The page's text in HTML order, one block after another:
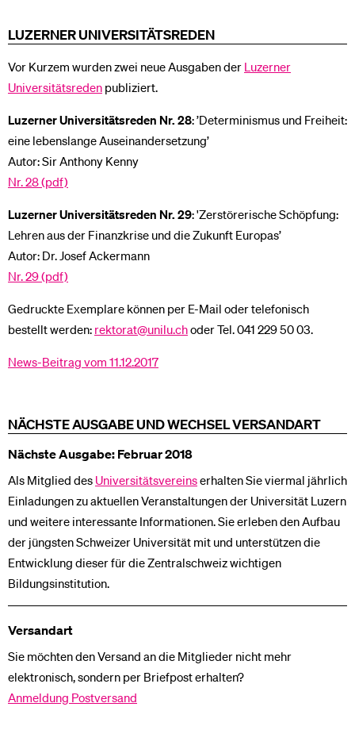
LUZERNER UNIVERSITÄTSREDEN
Vor Kurzem wurden zwei neue Ausgaben der Luzerner
Universitätsreden publiziert.
Luzerner Universitätsreden Nr. 28: ’Determinismus und Freiheit:
eine lebenslange Auseinandersetzung’
Autor: Sir Anthony Kenny
Nr. 28 (pdf)
Luzerner Universitätsreden Nr. 29: 'Zerstörerische Schöpfung:
Lehren aus der Finanzkrise und die Zukunft Europas’
Autor: Dr. Josef Ackermann
Nr. 29 (pdf)
Gedruckte Exemplare können per E-Mail oder telefonisch
bestellt werden: rektorat@unilu.choder Tel. 041 229 50 03.
News-Beitrag vom 11.12.2017
NÄCHSTE AUSGABE UND WECHSEL VERSANDART
Nächste Ausgabe: Februar 2018
Als Mitglied des Universitätsvereinserhalten Sie viermal jährlich
Einladungen zu aktuellen Veranstaltungen der Universität Luzern
und weitere interessante Informationen. Sie erleben den Aufbau
der jüngsten Schweizer Universität mit und unterstützen die
Entwicklung dieser für die Zentralschweiz wichtigen
Bildungsinstitution.
Versandart
Sie möchten den Versand an die Mitglieder nicht mehr
elektronisch, sondern per Briefpost erhalten?
Anmeldung Postversand